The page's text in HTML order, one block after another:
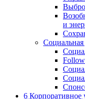
и
Социальная
6 Корпоративное